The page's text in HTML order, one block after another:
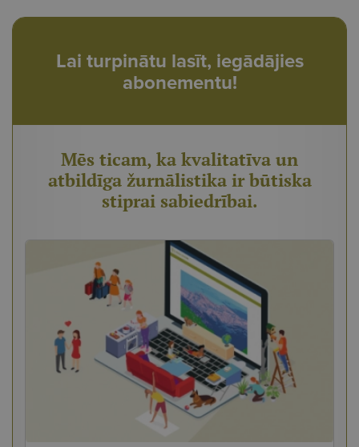
Lai turpinātu lasīt, iegādājies
abonementu!
Mēs ticam, ka kvalitatīva un
atbildīga žurnālistika ir būtiska
stiprai sabiedrībai.